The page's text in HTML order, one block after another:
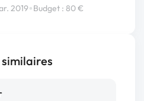
2019•Budget : 80 €